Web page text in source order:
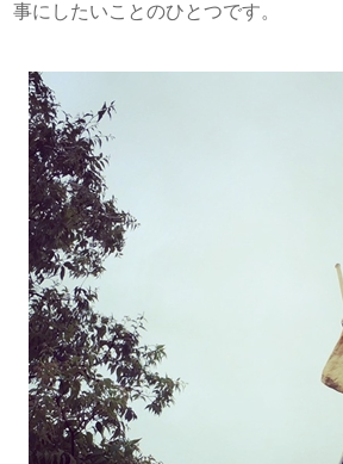
事にしたいことのひとつです。